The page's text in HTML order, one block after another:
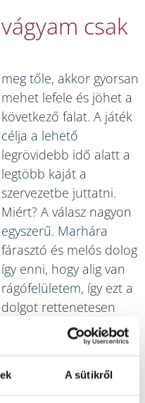
A sütikről
csak
meg tőle, akkor gyorsan
mehet lefele és jöhet a
következő falat. A játék
célja a lehető
legrövidebb idő alatt a
legtöbb kaját a
szervezetbe juttatni.
Miért? A válasz nagyon
egyszerű. Marhára
fárasztó és melós dolog
így enni, hogy alig van
rágófelületem, így ezt a
dolgot rettenetesen
hamar megunom. Két
lehetőség van:
az egészséges étkezés